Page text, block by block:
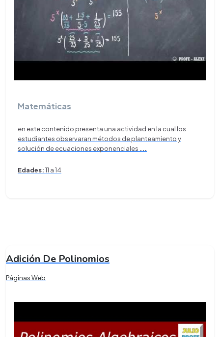
Matemáticas
en este contenido presenta una actividad en la cual los
estudiantes observaran métodos de planteamiento y
solución de ecuaciones exponenciales ...
Edades:11 a 14
Adición De Polinomios
Páginas Web